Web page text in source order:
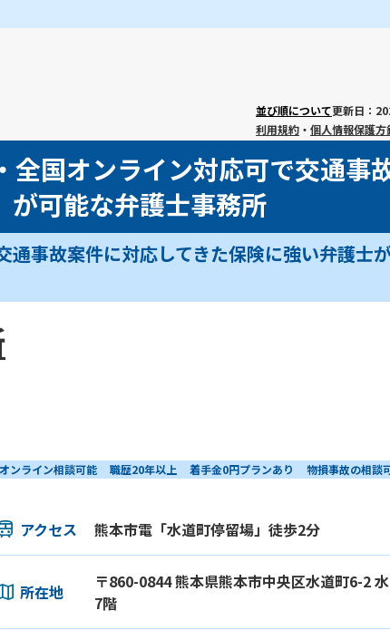
並び順について更新日：
利用規約 ・ 個人情報保護方
全国オンライン対応可で交通事
が可能な弁護士事務所
通事故案件に対応してきた保険に強い弁護士
ンライン相談可能 職歴20年以上 着手金0円プランあり 物損事故の相談
アクセス 熊本市電「水道町停留場」徒歩2分
所在地
〒860-0844 熊本県熊本市中央区水道町6-2
7階